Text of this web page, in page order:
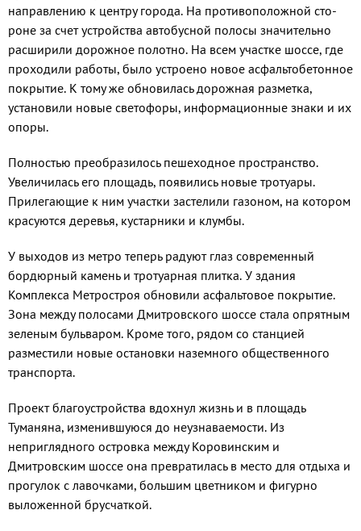
направлению к центру города. На противоположной сто­
роне за счет устройства автобус­ной полосы значительно
расши­рили дорожное полотно. На всем участке шоссе, где
проходили ра­боты, было устроено новое асфаль­тобетонное
покрытие. К тому же обновилась дорожная разметка,
установили новые светофоры, ин­формационные знаки и их
опоры.
Полностью преобразилось пе­шеходное пространство.
Увели­чилась его площадь, появились новые тротуары.
Прилегающие к ним участки застелили газоном, на котором
красуются деревья, ку­старники и клумбы.
У выходов из метро теперь ра­дуют глаз современный
бордюр­ный камень и тротуарная плитка. У здания
Комплекса Метростроя обновили асфальтовое покрытие.
Зона между полосами Дмитров­ского шоссе стала опрятным
зе­леным бульваром. Кроме того, рядом со станцией
разместили новые остановки наземного об­щественного
транспорта.
Проект благоустройства вдох­нул жизнь и в площадь
Туманяна, изменившуюся до неузнаваемости. Из
неприглядного островка между Коровинским и
Дмитровским шоссе она превратилась в место для отды­ха и
прогулок с лавочками, большим цветником и фигурно
выложенной брусчаткой.